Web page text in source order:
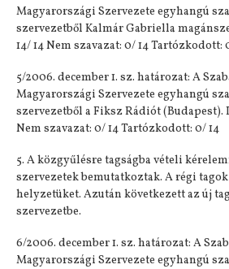
Magyarországi Szervezete egyhangú
szervezetből Kalmár Gabriella
14/ 14 Nem szavazat: 0/ 14 Tartózkodott:
5/2006. december 1. sz. határozat: A
Magyarországi Szervezete egyhangú
szervezetből a Fiksz Rádiót (Budapest).
Nem szavazat: 0/ 14 Tartózkodott: 0/ 14
5. A közgyűlésre tagságba vételi
szervezetek bemutatkoztak. A régi
helyzetüket. Azután következett az új
szervezetbe.
6/2006. december 1. sz. határozat: A
Magyarországi Szervezete egyhangú